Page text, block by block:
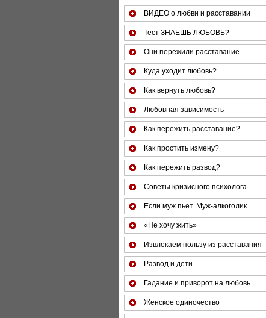
ВИДЕО о любви и расставании
Тест ЗНАЕШЬ ЛЮБОВЬ?
Они пережили расставание
Куда уходит любовь?
Как вернуть любовь?
Любовная зависимость
Как пережить расставание?
Как простить измену?
Как пережить развод?
Советы кризисного психолога
Если муж пьет. Муж-алкоголик
«Не хочу жить»
Извлекаем пользу из расставания
Развод и дети
Гадание и приворот на любовь
Женское одиночество